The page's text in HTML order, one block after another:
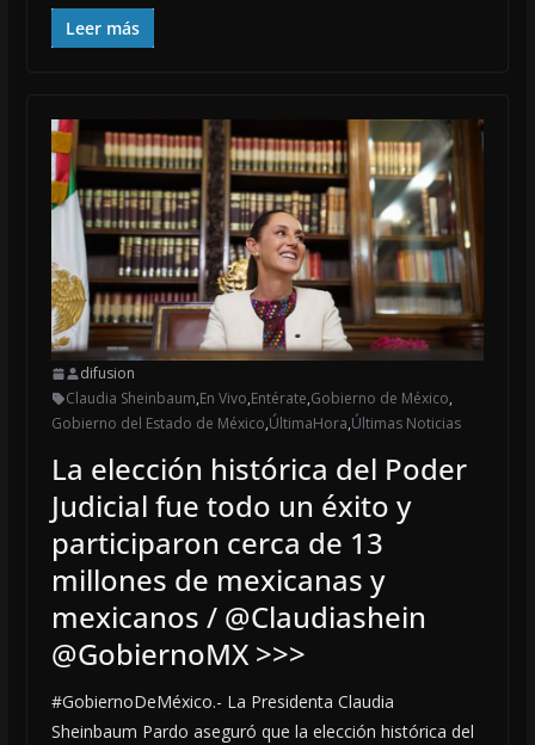
Leer más
difusion
Claudia Sheinbaum,En Vivo,Entérate,Gobierno de México,
Gobierno del Estado de México,ÚltimaHora,Últimas Noticias
La elección histórica del Poder
Judicial fue todo un éxito y
participaron cerca de 13
millones de mexicanas y
mexicanos / @Claudiashein
@GobiernoMX >>>
#GobiernoDeMéxico.- La Presidenta Claudia
Sheinbaum Pardo aseguró que la elección histórica del